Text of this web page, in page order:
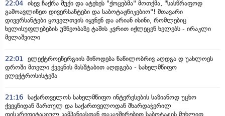
22:04 ისევ ჩაქრა შუქი და ატეხეს "ქოცებმა" მოთქმა, "სასწრაფოდ
გამოავლინეთ დივერსანტები და საბოტაჟნიკებიო"! მთავარი
დივერსანტები ყოველთვის იყვნენ და არიან ისინი, რომლებიც
ხელისუფლებების უზნეობაზე ტაშის კვრით იქლეცენ ხელებს - ირაკლი
მელაშვილი
22:01
ელექტროენერგიის მიწოდება ნაწილობრივ აღდგა დ უახლოეს
დროში მთელი ქვეყნის მასშტაბით აღდგება - სახელმწიფო
ელექტროსისტემა
21:16 საქართველოს სახელმწიფო ინტერესების საზიანოდ უცხო
ქვეყნიდან მართულ და საქართველოდან მხარდაჭერილ
დისკრედიტაციულ კამპანიასთან დაკავშირებით საბოტაჟის მუხლით